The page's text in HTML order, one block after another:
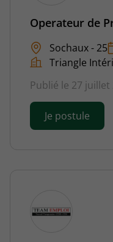
Operateur de
Sochaux - 25
Triangle
Publié le 27 juillet
Je postule